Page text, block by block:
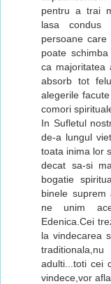
pentru a trai
lasa condus
persoane
poate
ca majoritatea
absorb tot
alegerile
comori
In Sufletul
de-a lungul
toata inima lor
decat sa-si
bogatie
binele suprem
ne unim
Edenica.Cei
la vindecarea
adulti...toti cei
vindece,vor